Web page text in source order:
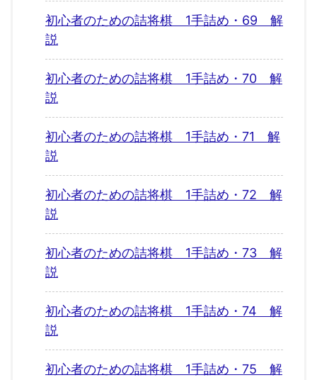
初心者のための詰将棋 1手詰め・69 解
説
初心者のための詰将棋 1手詰め・70 解
説
初心者のための詰将棋 1手詰め・71 解
説
初心者のための詰将棋 1手詰め・72 解
説
初心者のための詰将棋 1手詰め・73 解
説
初心者のための詰将棋 1手詰め・74 解
説
初心者のための詰将棋 1手詰め・75 解